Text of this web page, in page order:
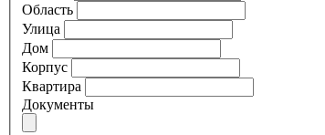
Область
Улица
Дом
Корпус
Квартира
Документы